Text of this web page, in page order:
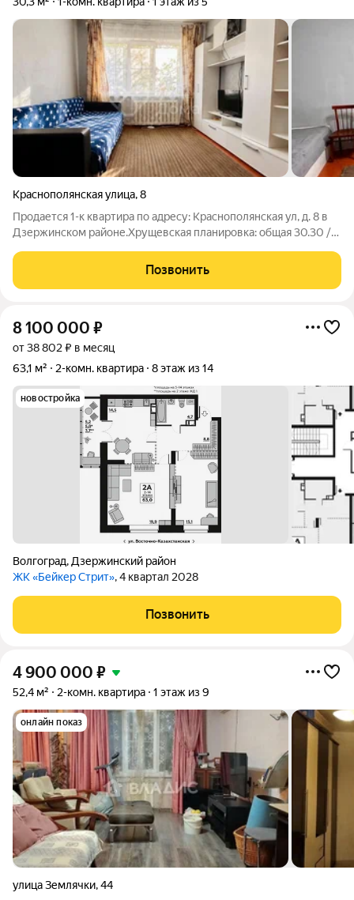
Краснополянская улица,8
Продается 1-к квартира по адресу: Краснополянская ул, д. 8 в
Дзержинском районе.Хрущевская планировка: общая 30.30 /
окна.При продаже остается: кухонный гарнитур, кровать, шкаф,
стол, тумба,
Позвонить
8 100 000 ₽
от 38 802 ₽ в месяц
63,1 м²
2-комн. квартира 8 этаж из 14
новостройка
Волгоград, Дзержинский район
ЖК «Бейкер Стрит», 4 квартал 2028
Позвонить
4 900 000 ₽
52,4 м² 2-комн. квартира 1 этаж из 9
онлайн показ
улица Землячки,44